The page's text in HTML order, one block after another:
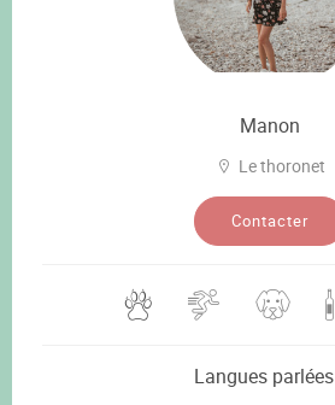
Manon
Le thoronet
Contacter
Langues parlées